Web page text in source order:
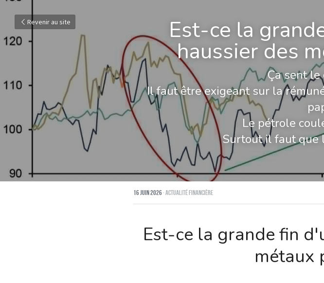
Revenir au site Est-ce la
haussier des
Ça sent
Il faut être exigeant sur la
Le pétrole
Surtout il faut que
16 juin 2026·Actualité financière
Est-ce la grande fin
métaux